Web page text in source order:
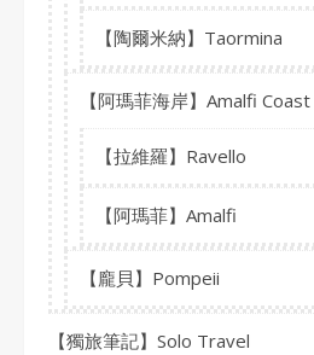
【陶爾米納】Taormina
【阿瑪菲海岸】Amalfi Coast
【拉維羅】Ravello
【阿瑪菲】Amalfi
【龐貝】Pompeii
【獨旅筆記】Solo Travel